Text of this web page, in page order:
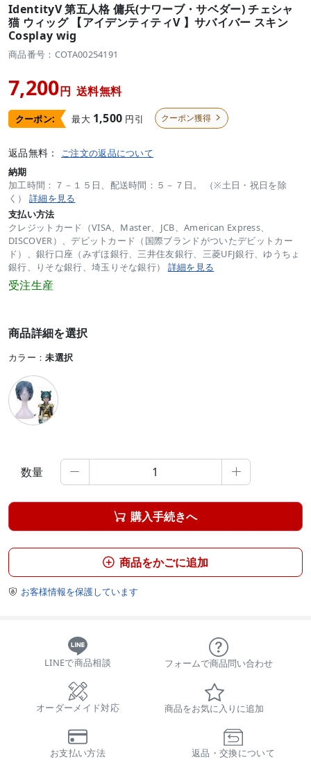
IdentityV 第五人格 傭兵(ナワーブ・サベダー) チェシャ
猫 ウィッグ 【アイデンティティV 】サバイバー スキン
Cosplay wig
商品番号：COTA00254191
7,200円 送料無料
クーポン: 最大 1,500 円引 クーポン獲得 
返品無料： ご注文の返品について
納期
加工時間：７－１５日、配送時間：５－７日。 （※土日・祝日を除
く） 詳細を見る
支払い方法
クレジットカード（VISA、Master、JCB、American Express、
DISCOVER）、デビットカード（国際ブランドがついたデビットカー
ド）、銀行口座（みずほ銀行、三井住友銀行、三菱UFJ銀行、ゆうちょ
銀行、りそな銀行、埼玉りそな銀行） 詳細を見る
受注生産
商品詳細を選択
カラー：未選択
数量  
 購入手続きへ
 商品をかごに追加
 お客様情報を保護しています
LINEで商品相談 フォームで商品問い合わせ
オーダーメイド対応 商品をお気に入りに追加
お支払い方法 返品・交換について